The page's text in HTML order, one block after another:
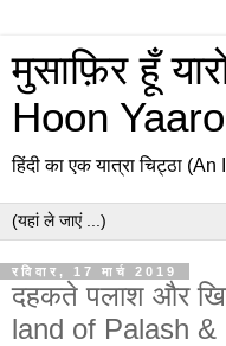
मुसाफ़िर हूँ
Hoon
हिंदी का एक यात्रा चिट्ठा
रविवार, 17 मार्च 2019
दहकते पलाश और
land of Palash &